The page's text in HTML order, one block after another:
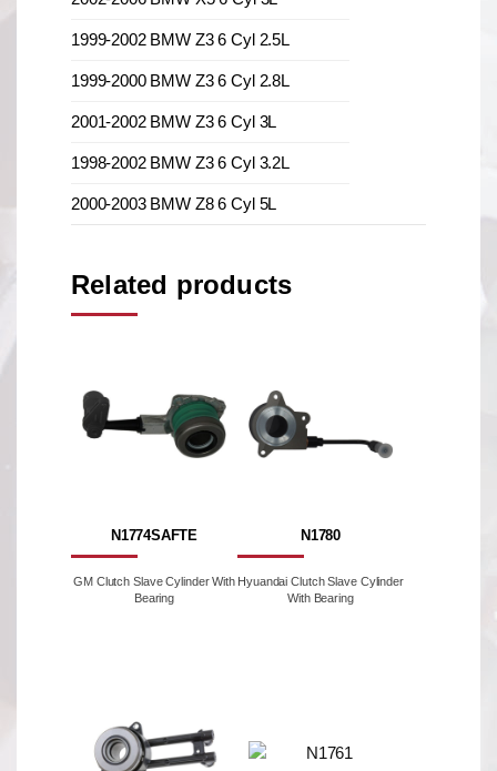
1999-2002 BMW Z3 6 Cyl 2.5L
1999-2000 BMW Z3 6 Cyl 2.8L
2001-2002 BMW Z3 6 Cyl 3L
1998-2002 BMW Z3 6 Cyl 3.2L
2000-2003 BMW Z8 6 Cyl 5L
Related products
N1774SAFTE
GM Clutch Slave Cylinder With
Bearing
N1780
Hyuandai Clutch Slave Cylinder
With Bearing